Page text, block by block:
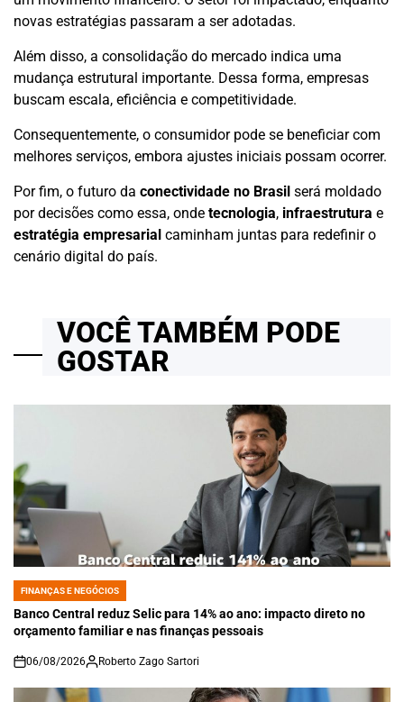
novas estratégias passaram a ser adotadas.
Além disso, a consolidação do mercado indica uma
mudança estrutural importante. Dessa forma, empresas
buscam escala, eficiência e competitividade.
Consequentemente, o consumidor pode se beneficiar com
melhores serviços, embora ajustes iniciais possam ocorrer.
Por fim, o futuro da conectividade no Brasil será moldado
por decisões como essa, onde tecnologia, infraestrutura e
estratégia empresarial caminham juntas para redefinir o
cenário digital do país.
VOCÊ TAMBÉM PODE
GOSTAR
POSTED
IN
FINANÇAS E NEGÓCIOS
Banco Central reduz Selic para 14% ao ano: impacto direto no
orçamento familiar e nas finanças pessoais
on
06/08/2026 Roberto Zago Sartori